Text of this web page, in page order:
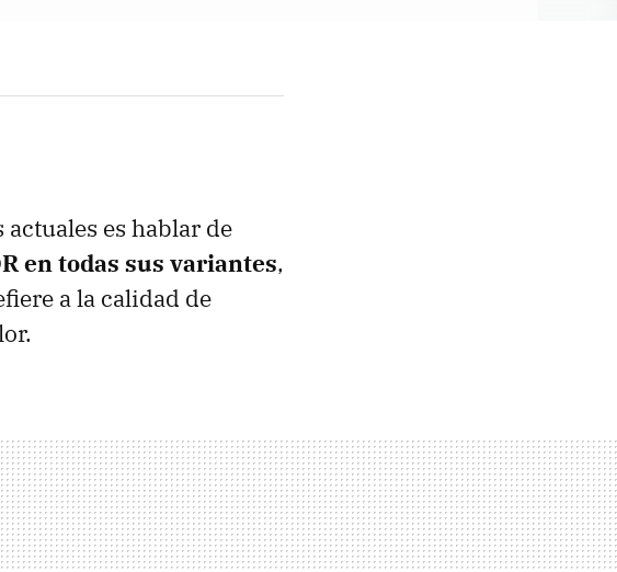
es hablar de
en todas sus variantes,
a la calidad de